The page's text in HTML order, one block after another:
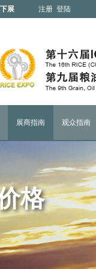
展 注册 登陆
展商指南 观众指南
格